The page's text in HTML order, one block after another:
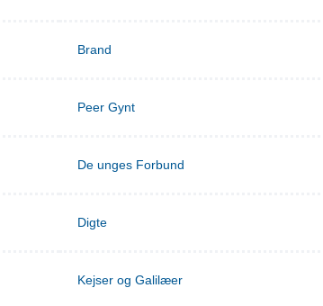
Brand
Peer Gynt
De unges Forbund
Digte
Kejser og Galilæer